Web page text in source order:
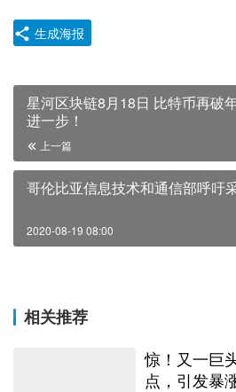
生成海报
星河区块链8月18日 比特币再破
进一步！
上一篇
哥伦比亚信息技术和通信部呼吁
2020-08-19 08:00
相关推荐
惊！又一巨
点，引发暴